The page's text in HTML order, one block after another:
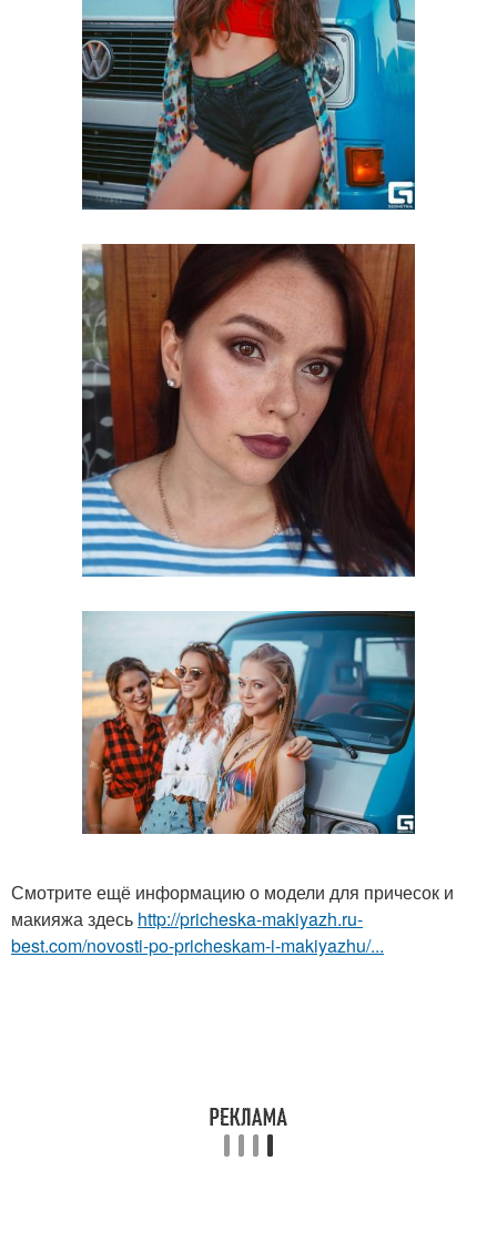
Смотрите ещё информацию о модели для причесок и
макияжа здесь http://pricheska-makiyazh.ru-
best.com/novosti-po-pricheskam-i-makiyazhu/...